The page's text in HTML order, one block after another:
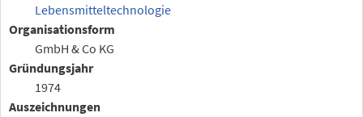
Lebensmitteltechnologie
Organisationsform
GmbH & Co KG
Gründungsjahr
1974
Auszeichnungen